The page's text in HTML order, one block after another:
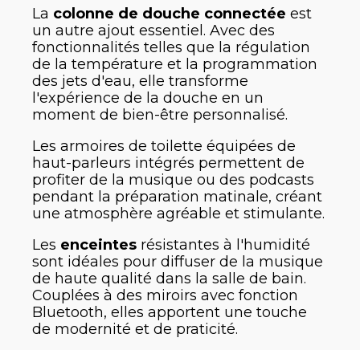
La colonne de douche connectée est
un autre ajout essentiel. Avec des
fonctionnalités telles que la régulation
de la température et la programmation
des jets d'eau, elle transforme
l'expérience de la douche en un
moment de bien-être personnalisé.
Les armoires de toilette équipées de
haut-parleurs intégrés permettent de
profiter de la musique ou des podcasts
pendant la préparation matinale, créant
une atmosphère agréable et stimulante.
Les enceintes résistantes à l'humidité
sont idéales pour diffuser de la musique
de haute qualité dans la salle de bain.
Couplées à des miroirs avec fonction
Bluetooth, elles apportent une touche
de modernité et de praticité.